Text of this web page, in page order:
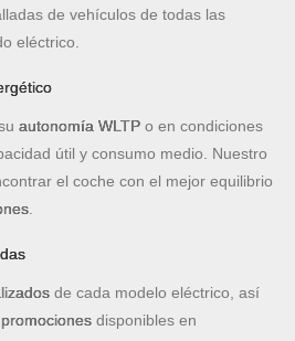
de vehículos de todas las
eléctrico.
autonomía WLTP o en condiciones
útil y consumo medio. Nuestro
el coche con el mejor equilibrio
.
de cada modelo eléctrico, así
disponibles en